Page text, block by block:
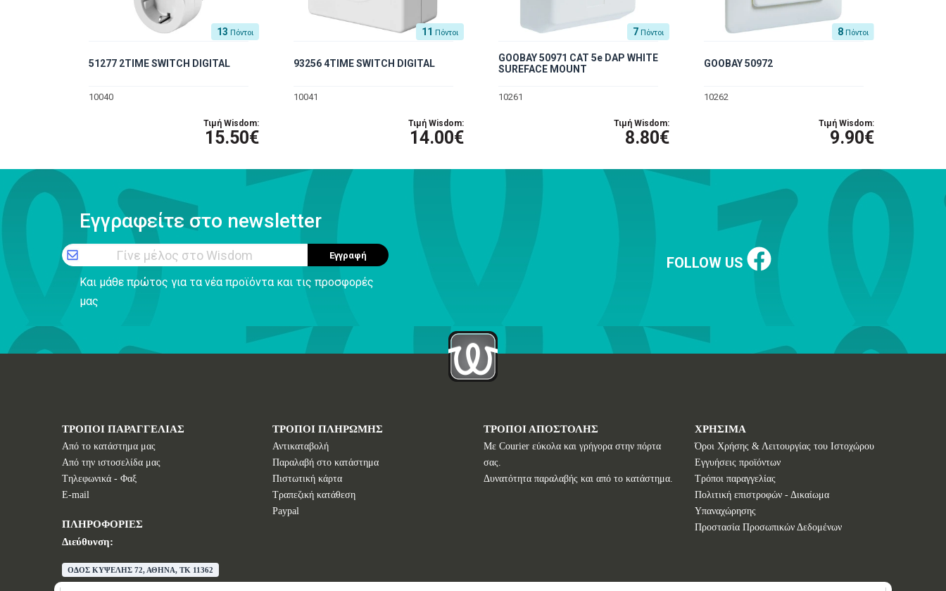
13 Πόντοι
51277 2TIME SWITCH DIGITAL
10040
Τιμή Wisdom:
15.50€
11 Πόντοι
93256 4TIME SWITCH DIGITAL
10041
Τιμή Wisdom:
14.00€
7 Πόντοι
GOOBAY 50971 CAT 5e DAP WHITE
SUREFACE MOUNT
10261
Τιμή Wisdom:
8.80€
8 Πόντοι
GOOBAY 50972
10262
Τιμή Wisdom:
9.90€
Εγγραφείτε στο newsletter
Γίνε μέλος στο Wisdom Εγγραφή
Και μάθε πρώτος για τα νέα προϊόντα και τις προσφορές
μας
FOLLOW US
ΤΡΟΠΟΙ ΠΑΡΑΓΓΕΛΙΑΣ
Από το κατάστημα μας
Από την ιστοσελίδα μας
Tηλεφωνικά - Φαξ
E-mail
ΠΛΗΡΟΦΟΡΙΕΣ
Διεύθυνση:
ΟΔΟΣ ΚΥΨΕΛΗΣ 72, ΑΘΗΝΑ, TK 11362
ΤΡΟΠΟΙ ΠΛΗΡΩΜΗΣ
Αντικαταβολή
Παραλαβή στο κατάστημα
Πιστωτική κάρτα
Τραπεζική κατάθεση
Paypal
ΤΡΟΠΟΙ ΑΠΟΣΤΟΛΗΣ
Με Courier εύκολα και γρήγορα στην πόρτα
σας.
Δυνατότητα παραλαβής και από το κατάστημα.
ΧΡΗΣΙΜΑ
Όροι Χρήσης & Λειτουργίας του Ιστοχώρου
Εγγυήσεις προϊόντων
Τρόποι παραγγελίας
Πολιτική επιστροφών - Δικαίωμα
Υπαναχώρησης
Προστασία Προσωπικών Δεδομένων